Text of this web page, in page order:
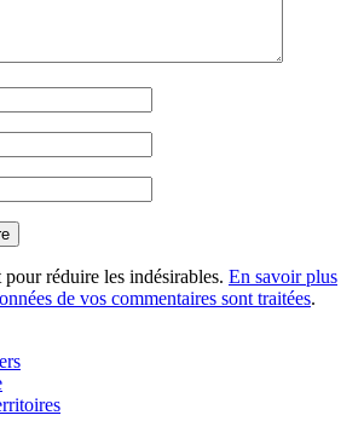
réduire les indésirables. En savoir plus
de vos commentaires sont traitées.